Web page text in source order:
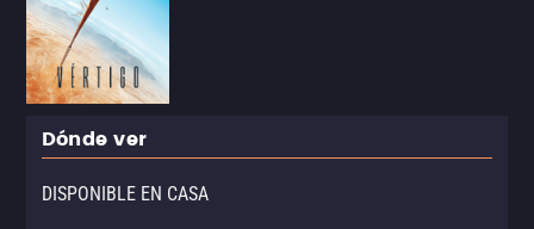
Dónde ver
DISPONIBLE EN CASA